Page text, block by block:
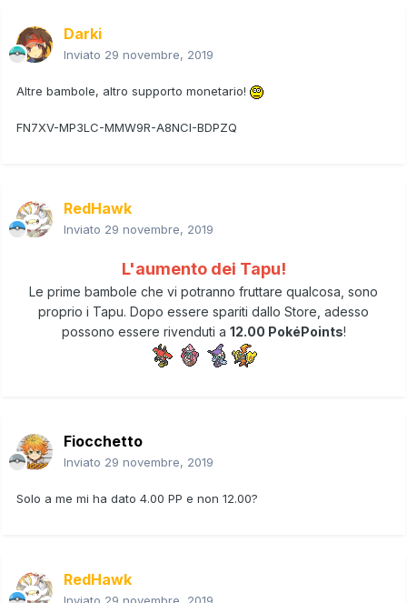
Darki
Inviato 29 novembre, 2019
Altre bambole, altro supporto monetario!
FN7XV-MP3LC-MMW9R-A8NCI-BDPZQ
RedHawk
Inviato 29 novembre, 2019
L'aumento dei Tapu!
Le prime bambole che vi potranno fruttare qualcosa, sono
proprio i Tapu. Dopo essere spariti dallo Store, adesso
possono essere rivenduti a 12.00 PokéPoints!
Fiocchetto
Inviato 29 novembre, 2019
Solo a me mi ha dato 4.00 PP e non 12.00?
RedHawk